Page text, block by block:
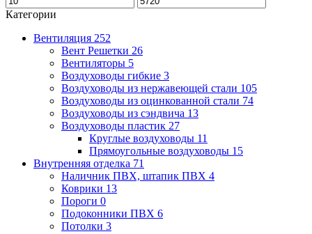
Категории
Вентиляция 252
Вент Решетки 26
Вентиляторы 5
Воздуховоды гибкие 3
Воздуховоды из нержавеющей стали 105
Воздуховоды из оцинкованной стали 74
Воздуховоды из сэндвича 13
Воздуховоды пластик 27
Круглые воздуховоды 11
Прямоугольные воздуховоды 15
Внутренняя отделка 71
Наличник ПВХ, штапик ПВХ 4
Коврики 13
Пороги 0
Подоконники ПВХ 6
Потолки 3